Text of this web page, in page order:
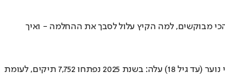
הכי מבוקשים, למה הקיץ עלול לסבך את ההחלמה - ואיך
לפי נתוני מרכז המחקר בכנסת בשנת 2025 נרשמו 6,821 בני נוער חשודים בעבירות פליליות, לעומת 5,409 בשנת 2024 • גם מספר התיקים הפליליים שנפתחו לבני נוער (עד גיל 18) עלה: בשנת 2025 נפתחו 7,752 תיקים, לעומת